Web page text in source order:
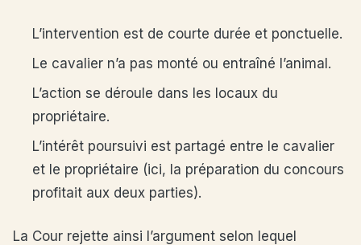
L’intervention est de courte durée et ponctuelle.
Le cavalier n’a pas monté ou entraîné l’animal.
L’action se déroule dans les locaux du
propriétaire.
L’intérêt poursuivi est partagé entre le cavalier
et le propriétaire (ici, la préparation du concours
profitait aux deux parties).
La Cour rejette ainsi l’argument selon lequel